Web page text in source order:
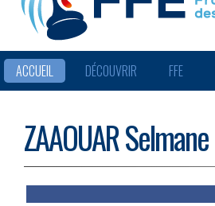
ACCUEIL DÉCOUVRIR FFE
ZAAOUAR Selmane